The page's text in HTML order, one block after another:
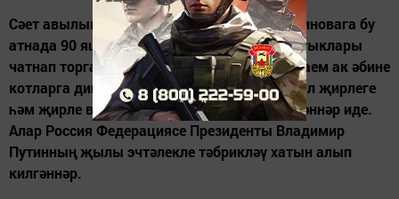
Сәет авылында яшәүче Маһира Гыйльметдиновага бу
атнада 90 яшь тулды. Кышның зәмһәрир суыклары
чатнап торган аенда туган шушы ипле, мөлаем ак әбине
котларга дип, район хакимиятеннән дә, авыл җирлеге
һәм җирле ветераннар советыннан да килгәннәр иде.
Алар Россия Федерациясе Президенты Владимир
Путинның җылы эчтәлекле тәбрикләү хатын алып
килгәннәр.